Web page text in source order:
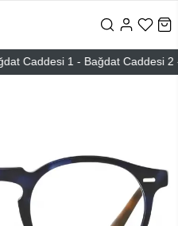
Caddesi 1 - Bağdat Caddesi 2 -